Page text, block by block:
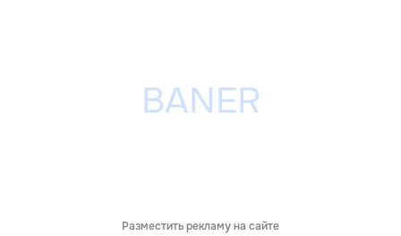
Разместить рекламу на сайте